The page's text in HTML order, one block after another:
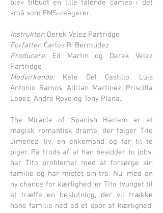
blev tilbudt en lille talende cameo i det
små som EMS-reagerer.
Instruktør:Derek Velez Partridge
Forfatter:Carlos R. Bermudez
Producere:Ed Martin og Derek Velez
Partridge
Medvirkende:Kate Del Castillo, Luis
Antonio Ramos, Adrian Martinez, Priscilla
Lopez, Andre Royo og Tony Plana.
The Miracle of Spanish Harlem er et
magisk romantisk drama, der følger Tito
Jimenez' liv, en enkemand og far til to
piger. På trods af at han besidder to jobs,
har Tito problemer med at forsørge sin
familie og har mistet sin tro. Nu, med en
ny chance for kærlighed, er Tito tvunget til
at træffe en beslutning, der vil trække
hans familie ned ad et spor af kærlighed,